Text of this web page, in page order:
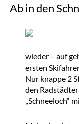
Ab in den
wieder – auf
ersten
Nur knappe 2
den
„Schneeloch“